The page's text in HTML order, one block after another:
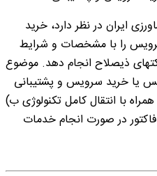
ایران در نظر دارد، خرید
سرویس را با مشخصات و شرایط
کلی مندرج در اسناد مناقصه از شرکت‎های ذیصلاح انجام دهد. موضوع
یا خرید سرویس و پشتیبانی
با انتقال کامل تکنولوژی ب)
در صورت انجام خدمات